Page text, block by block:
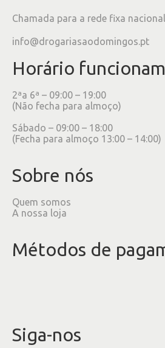
Chamada para a rede fixa nacional
info@drogariasaodomingos.pt
Horário
2ªa 6ª – 09:00 – 19:00
(Não fecha para almoço)
Sábado – 09:00 – 18:00
(Fecha para almoço 13:00 – 14:00)
Sobre nós
Quem somos
A nossa loja
Métodos de
Siga-nos